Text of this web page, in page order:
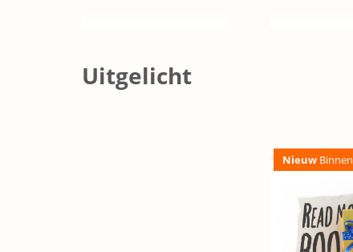
Uitgelicht
Nieuw Binnen